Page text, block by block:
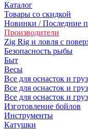
Каталог
Товары со скидкой
Новинки / Последние
Производители
Zig Rig и ловля с
Безoпасность рыбы
Быт
Весы
Все для оснасток и
Все для оснасток и
Все для оснасток и
Изготовление бойлов
Инструменты
Катушки